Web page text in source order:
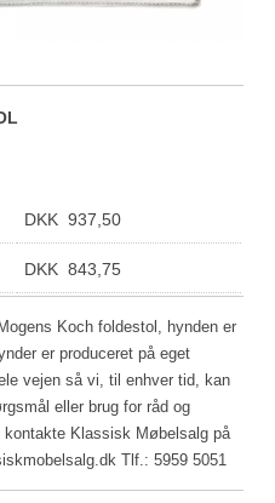
DKK 937,50
DKK 843,75
Koch foldestol, hynden er
er produceret på eget
vejen så vi, til enhver tid, kan
eller brug for råd og
Klassisk Møbelsalg på
Tlf.: 5959 5051